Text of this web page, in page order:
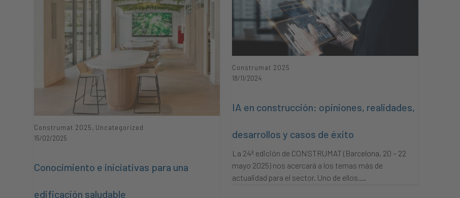
Construmat 2025 , Uncategorized
15/02/2025
Conocimiento e iniciativas para una
edificación saludable
Construmat 2025
18/11/2024
IA en construcción: opiniones, realidades,
desarrollos y casos de éxito
La 24ª edición de CONSTRUMAT (Barcelona, 20 – 22
mayo 2025) nos acercará a los temas más de
actualidad para el sector. Uno de ellos,…